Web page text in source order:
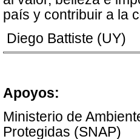
país y contribuir a la
Diego Battiste (UY)
Apoyos:
Ministerio de
Protegidas (SNAP)